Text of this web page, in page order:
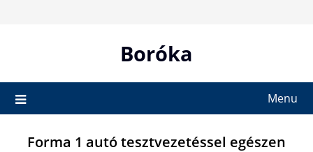
Boróka
Menu
Forma 1 autó tesztvezetéssel egészen